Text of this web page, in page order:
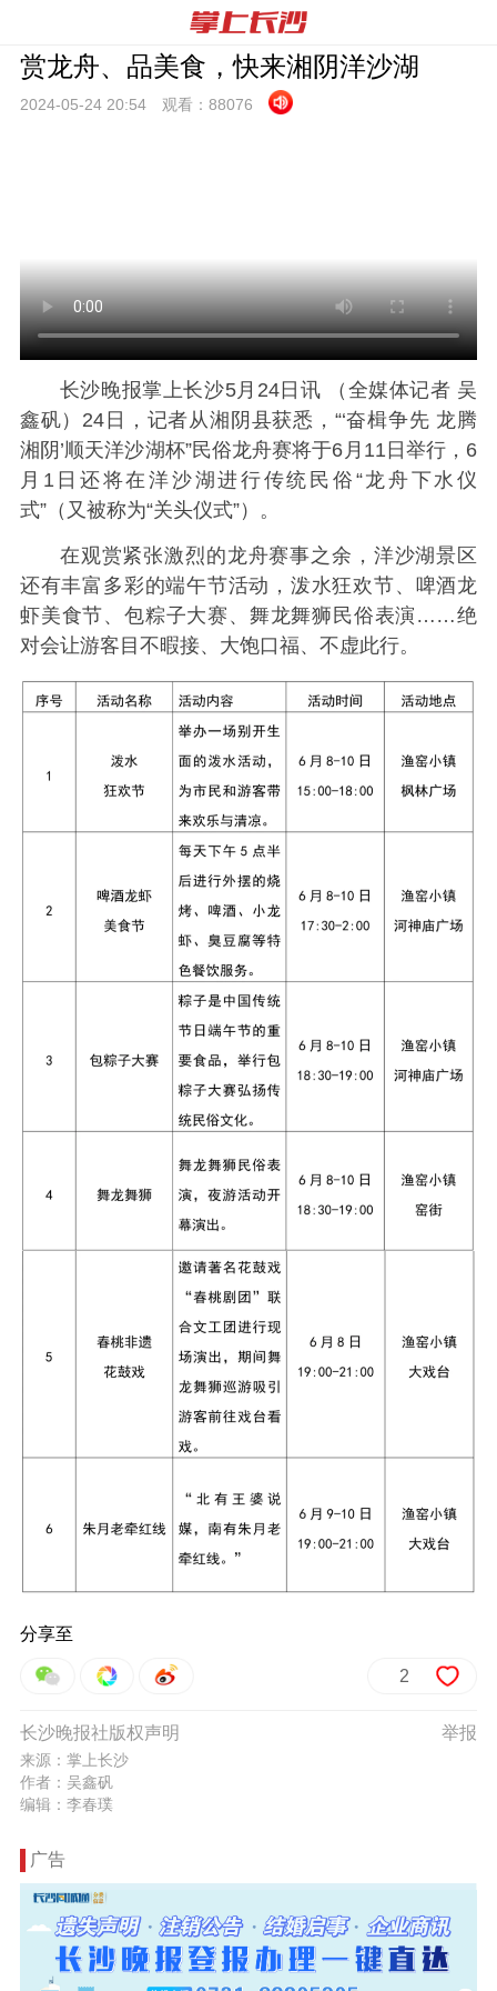
赏龙舟、品美食，快来湘阴洋沙湖
2024-05-24 20:54 观看： 88076
长沙晚报掌上长沙5月24日讯 （全媒体记者 吴
鑫矾）24日，记者从湘阴县获悉，“‘奋楫争先 龙腾
湘阴’顺天洋沙湖杯”民俗龙舟赛将于6月11日举行，6
月1日还将在洋沙湖进行传统民俗“龙舟下水仪
式”（又被称为“关头仪式”）。
在观赏紧张激烈的龙舟赛事之余，洋沙湖景区
还有丰富多彩的端午节活动，泼水狂欢节、啤酒龙
虾美食节、包粽子大赛、舞龙舞狮民俗表演……绝
对会让游客目不暇接、大饱口福、不虚此行。
分享至
2
举报
长沙晚报社版权声明
来源：掌上长沙
作者：吴鑫矾
编辑：李春璞
广告